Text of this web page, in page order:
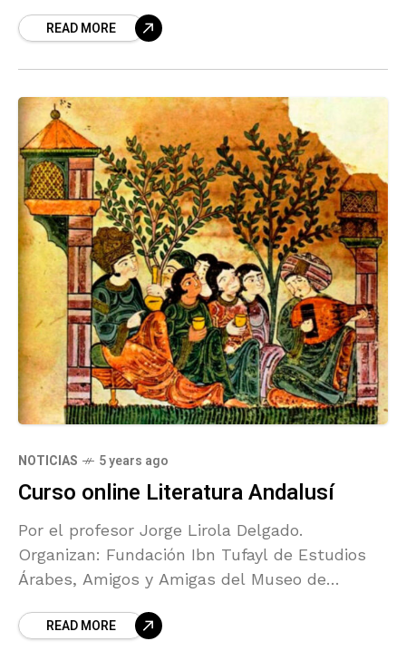
Tufayl de Estudios Árabes, Asociación Amigos
READ MORE
NOTICIAS 5 years ago
Curso online Literatura Andalusí
Por el profesor Jorge Lirola Delgado.
Organizan: Fundación Ibn Tufayl de Estudios
Árabes, Amigos y Amigas del Museo de
READ MORE